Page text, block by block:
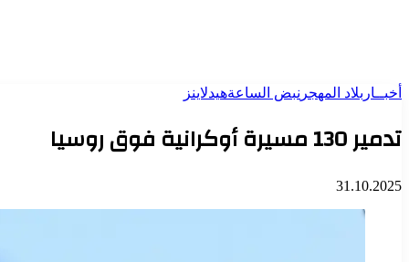
أخبــار بلاد المهجر نبض الساعةهيدلاينز
تدمير 130 مسيرة أوكرانية فوق روسيا
31.10.2025